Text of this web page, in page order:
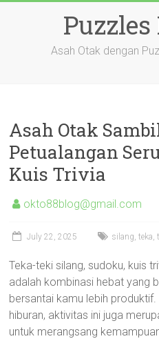
Asah Otak dengan
Asah Otak
Petualangan
Kuis Trivia
okto88blog@gmail.com
July 22, 2025 silang,teka,
Teka-teki silang, sudoku, kuis
adalah kombinasi hebat yang
bersantai kamu lebih
hiburan, aktivitas ini juga
untuk merangsang